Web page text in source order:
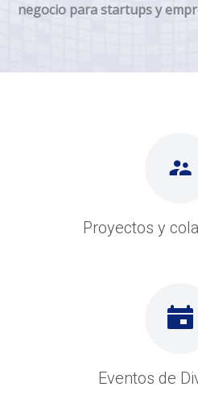
negocio para startups y
Proyectos y
Eventos de